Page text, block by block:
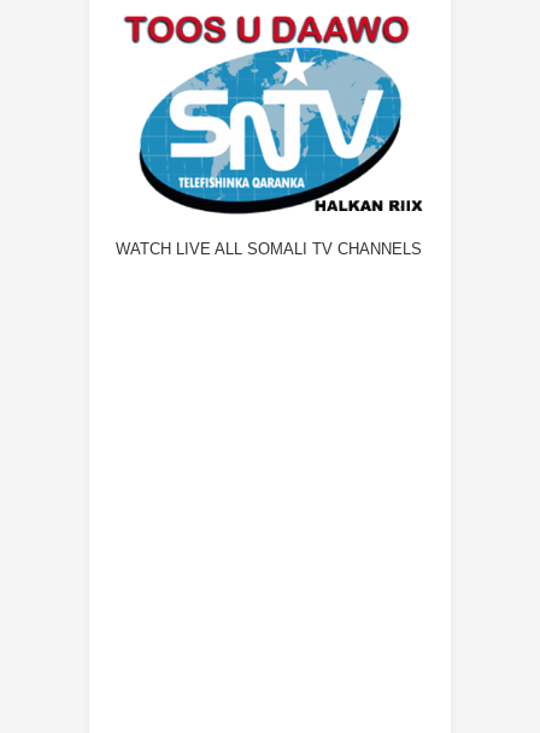
WATCH LIVE ALL SOMALI TV CHANNELS